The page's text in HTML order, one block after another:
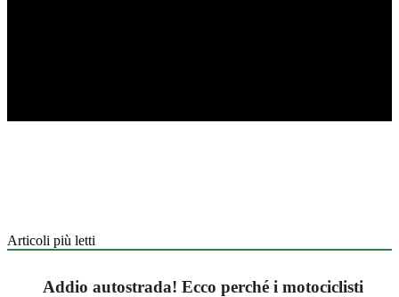
Articoli più letti
Addio autostrada! Ecco perché i motociclisti